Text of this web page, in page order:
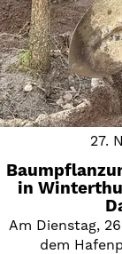
27.
in
Am Dienstag,
dem